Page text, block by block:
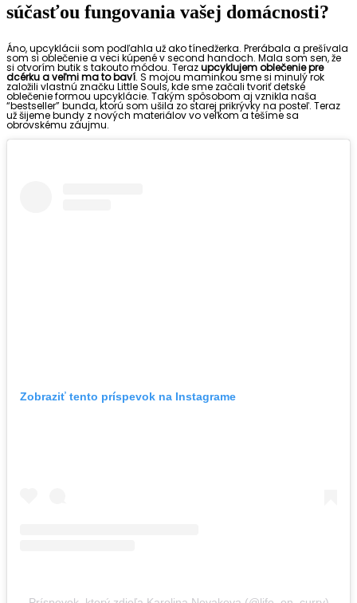
súčasťou fungovania vašej domácnosti?
Áno, upcyklácii som podľahla už ako tínedžerka. Prerábala a prešívala
som si oblečenie a veci kúpené v second handoch. Mala som sen, že
si otvorím butik s takouto módou. Terazupcyklujem oblečenie pre
dcérku a veľmi ma to baví. S mojou maminkou sme si minulý rok
založili vlastnú značku Little Souls, kde sme začali tvoriť detské
oblečenie formou upcyklácie. Takým spôsobom aj vznikla naša
“bestseller” bunda, ktorú som ušila zo starej prikrývky na posteľ. Teraz
už šijeme bundy z nových materiálov vo veľkom a tešíme sa
obrovskému záujmu.
Zobraziť tento príspevok na Instagrame